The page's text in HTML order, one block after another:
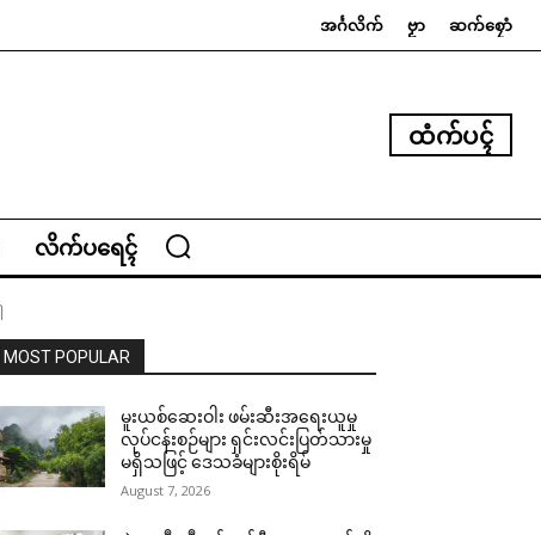
အၚ်္ဂလိက် ဗၟာ ဆက်စၠောံ
ထံက်ပၚ်
လိက်ပရေၚ်
MOST POPULAR
မူးယစ်ဆေးဝါး ဖမ်းဆီးအရေးယူမှု
လုပ်ငန်းစဉ်များ ရှင်းလင်းပြတ်သားမှု
မရှိသဖြင့် ဒေသခံများစိုးရိမ်
August 7, 2026